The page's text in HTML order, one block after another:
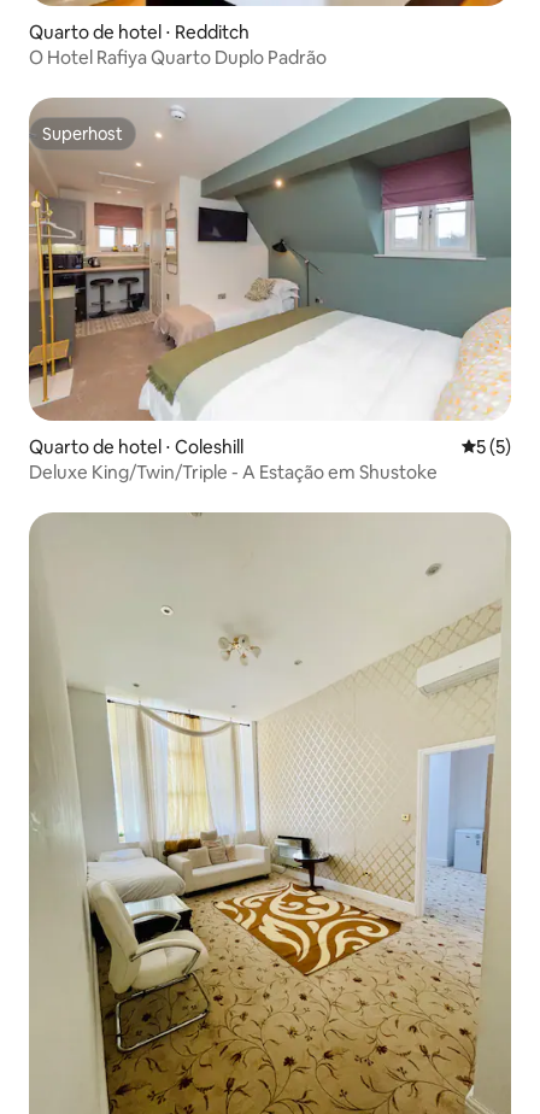
Quarto de hotel ⋅ Redditch
O Hotel Rafiya Quarto Duplo Padrão
Superhost
Superhost
Quarto de hotel ⋅ Coleshill 5 de
5 (5)
Deluxe King/Twin/Triple - A Estação em Shustoke